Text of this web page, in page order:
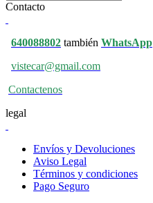
Contacto
640088802 también WhatsApp
vistecar@gmail.com
Contactenos
legal
Envíos y Devoluciones
Aviso Legal
Términos y condiciones
Pago Seguro